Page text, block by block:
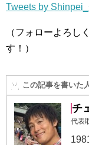
Tweets by
（フォローよろし
す！）
この記事を書いた
チ
代表